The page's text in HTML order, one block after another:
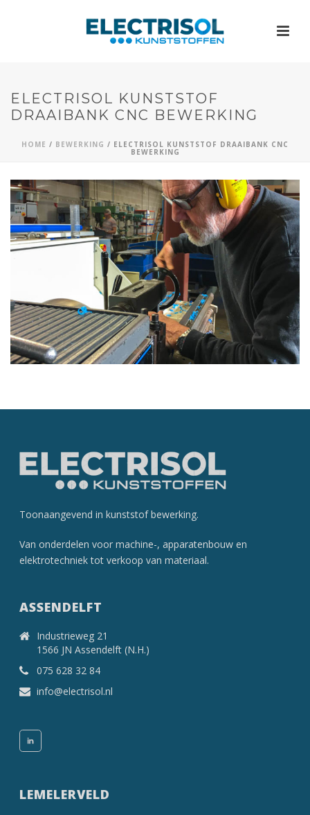
ELECTRISOL KUNSTSTOF
DRAAIBANK CNC BEWERKING
HOME / BEWERKING / ELECTRISOL KUNSTSTOF DRAAIBANK CNC
BEWERKING
Toonaangevend in kunststof­ bewerking.
Van onderdelen voor machine-, apparatenbouw en
elektrotechniek tot verkoop van materiaal.
ASSENDELFT
Industrieweg 21
1566 JN Assendelft (N.H.)
075 628 32 84
info@electrisol.nl
LEMELERVELD